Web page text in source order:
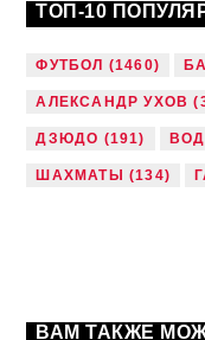
ТОП-10
ФУТБОЛ (1460)
АЛЕКСАНДР УХОВ
ДЗЮДО (191)
ШАХМАТЫ (134)
ВАМ ТАКЖЕ